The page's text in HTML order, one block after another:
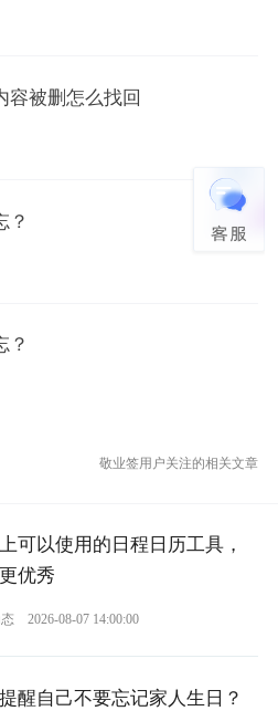
容被删怎么找回
？
？
敬业签用户关注的相关文章
可以使用的日程日历工具，
优秀
2026-08-07 14:00:00
醒自己不要忘记家人生日？